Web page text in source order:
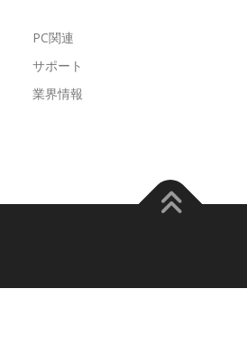
PC関連
サポート
業界情報